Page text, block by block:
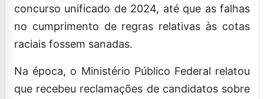
concurso unificado de 2024, até que as falhas
no cumprimento de regras relativas às cotas
raciais fossem sanadas.
Na época, o Ministério Público Federal relatou
que recebeu reclamações de candidatos sobre